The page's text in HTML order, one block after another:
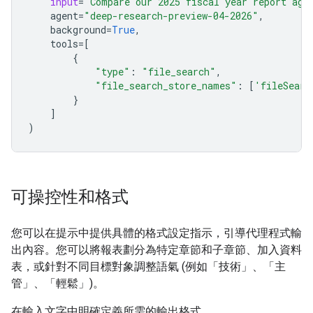
agent="deep-research-preview-04-2026" ,
background=True,
tools=[
{
"type" : "file_search" ,
"file_search_store_names" : [
}
]
)
可操控性和格式
您可以在提示中提供具體的格式設定指示，引導代理程式輸
出內容。您可以將報表劃分為特定章節和子章節、加入資料
表，或針對不同目標對象調整語氣 (例如「技術」、「主
管」、「輕鬆」)。